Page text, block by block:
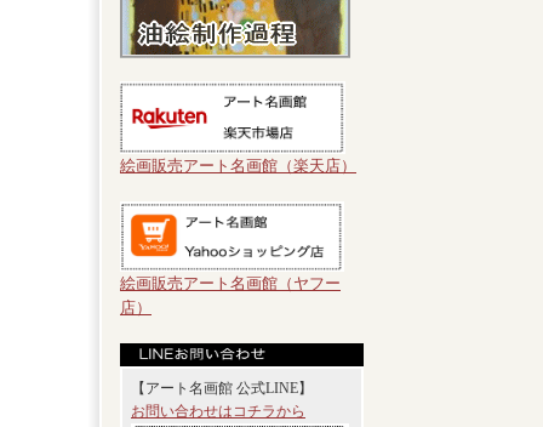
絵画販売アート名画館（楽天店）
絵画販売アート名画館（ヤフー
店）
【アート名画館 公式LINE】
お問い合わせはコチラから